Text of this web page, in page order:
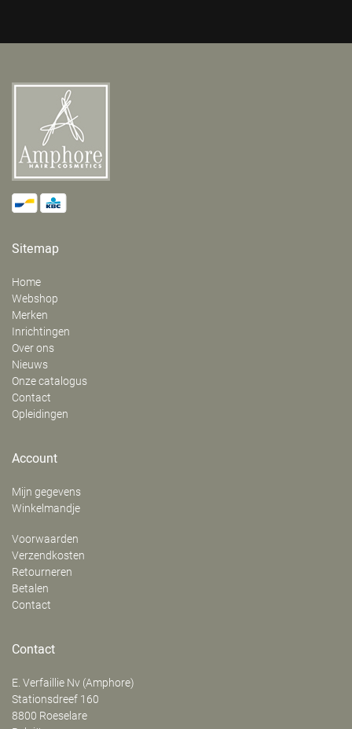
Sitemap
Home
Webshop
Merken
Inrichtingen
Over ons
Nieuws
Onze catalogus
Contact
Opleidingen
Account
Mijn gegevens
Winkelmandje
Voorwaarden
Verzendkosten
Retourneren
Betalen
Contact
Contact
E. Verfaillie Nv (Amphore)
‍Stationsdreef 160
8800 Roeselare